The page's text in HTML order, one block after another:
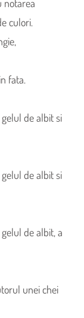
notarea
culori.
fata.
de albit si
de albit si
de albit, a
unei chei